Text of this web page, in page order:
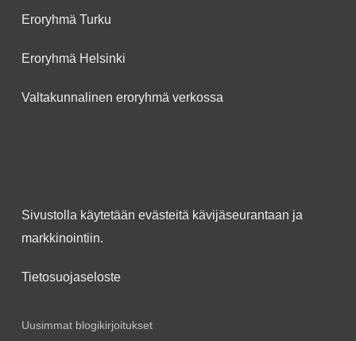
Eroryhmä Turku
Eroryhmä Helsinki
Valtakunnalinen eroryhmä verkossa
Sivustolla käytetään evästeitä kävijäseurantaan ja
markkinointiin.
Tietosuojaseloste
Uusimmat blogikirjoitukset